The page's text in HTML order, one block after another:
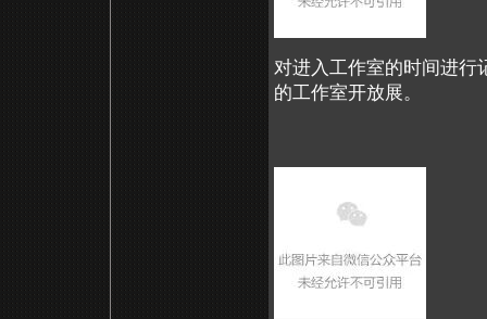
对进入工作室的时间进行
的工作室开放展。